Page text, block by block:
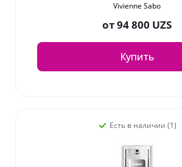
Vivienne Sabo
от94 800 UZS
Купить
Есть в наличии (1)